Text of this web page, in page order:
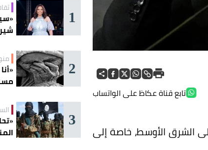
تابع قناة عكاظ على الواتساب
الشرق الأوسط، خاصة إلى
1
2
3